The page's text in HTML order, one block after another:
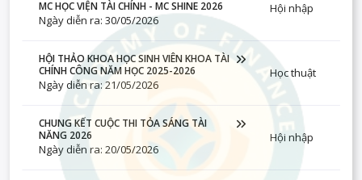
MC HỌC VIỆN TÀI CHÍNH - MC SHINE 2026
Ngày diễn ra: 30/05/2026
Hội nhập
HỘI THẢO KHOA HỌC SINH VIÊN KHOA TÀI
CHÍNH CÔNG NĂM HỌC 2025-2026
Ngày diễn ra: 21/05/2026
Học thuật
CHUNG KẾT CUỘC THI TỎA SÁNG TÀI
NĂNG 2026
Ngày diễn ra: 20/05/2026
Hội nhập